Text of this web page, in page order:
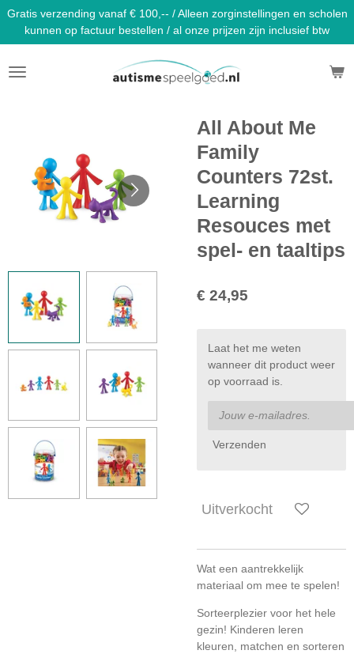
Ga
direct
naar
de
hoofdinhoud
Gratis verzending vanaf € 100,-- / Alleen zorginstellingen en scholen
kunnen op factuur bestellen / al onze prijzen zijn inclusief btw
All About Me
Family
Counters 72st.
Learning
Resouces met
spel- en taaltips
€ 24,95
Laat het me weten
wanneer dit product weer
op voorraad is.
Verzenden
Uitverkocht
Wat een aantrekkelijk
materiaal om mee te spelen!
Sorteerplezier voor het hele
gezin! Kinderen leren
kleuren, matchen en sorteren